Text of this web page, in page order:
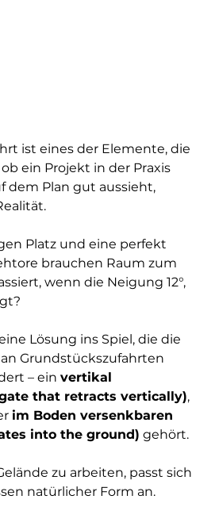
ist eines der Elemente, die
ein Projekt in der Praxis
dem Plan gut aussieht,
Platz und eine perfekt
brauchen Raum zum
wenn die Neigung 12°,
Lösung ins Spiel, die die
Grundstückszufahrten
– ein vertikal
that retracts vertically),
im Boden versenkbaren
into the ground) gehört.
zu arbeiten, passt sich
natürlicher Form an.